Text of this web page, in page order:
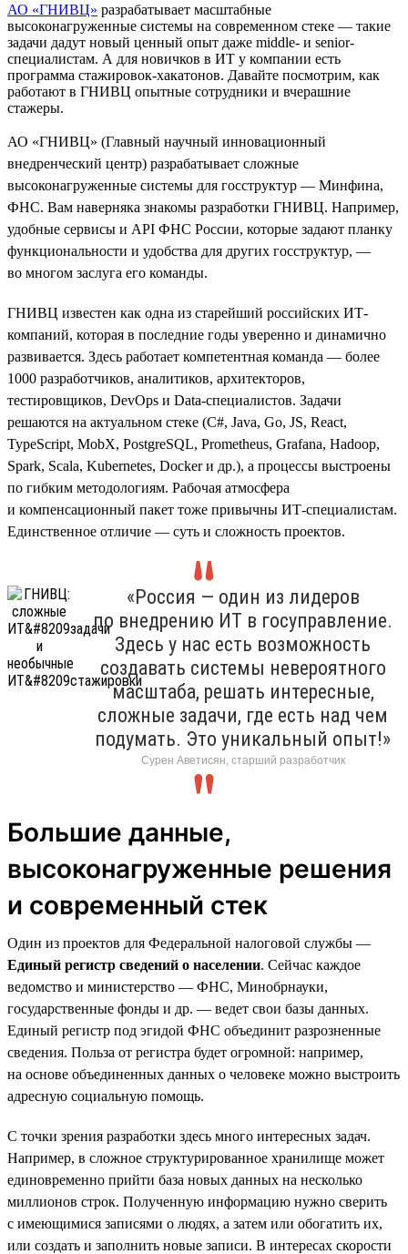
АО «ГНИВЦ» разрабатывает масштабные
высоконагруженные системы на современном стеке — такие
задачи дадут новый ценный опыт даже middle- и senior-
специалистам. А для новичков в ИТ у компании есть
программа стажировок-хакатонов. Давайте посмотрим, как
работают в ГНИВЦ опытные сотрудники и вчерашние
стажеры.
АО «ГНИВЦ» (Главный научный инновационный
внедренческий центр) разрабатывает сложные
высоконагруженные системы для госструктур — Минфина,
ФНС. Вам наверняка знакомы разработки ГНИВЦ. Например,
удобные сервисы и API ФНС России, которые задают планку
функциональности и удобства для других госструктур, —
во многом заслуга его команды.
ГНИВЦ известен как одна из старейший российских ИТ-
компаний, которая в последние годы уверенно и динамично
развивается. Здесь работает компетентная команда — более
1000 разработчиков, аналитиков, архитекторов,
тестировщиков, DevOps и Data-специалистов. Задачи
решаются на актуальном стеке (С#, Java, Go, JS, React,
TypeScript, MobX, PostgreSQL, Prometheus, Grafana, Hadoop,
Spark, Scala, Kubernetes, Doсker и др.), а процессы выстроены
по гибким методологиям. Рабочая атмосфера
и компенсационный пакет тоже привычны ИТ-специалистам.
Единственное отличие — суть и сложность проектов.
«Россия — один из лидеров
по внедрению ИТ в госуправление.
Здесь у нас есть возможность
создавать системы невероятного
масштаба, решать интересные,
сложные задачи, где есть над чем
подумать. Это уникальный опыт!»
Сурен Аветисян, старший разработчик
Большие данные,
высоконагруженные решения
и современный стек
Один из проектов для Федеральной налоговой службы —
Единый регистр сведений о населении. Сейчас каждое
ведомство и министерство — ФНС, Минобрнауки,
государственные фонды и др. — ведет свои базы данных.
Единый регистр под эгидой ФНС объединит разрозненные
сведения. Польза от регистра будет огромной: например,
на основе объединенных данных о человеке можно выстроить
адресную социальную помощь.
С точки зрения разработки здесь много интересных задач.
Например, в сложное структурированное хранилище может
единовременно прийти база новых данных на несколько
миллионов строк. Полученную информацию нужно сверить
с имеющимися записями о людях, а затем или обогатить их,
или создать и заполнить новые записи. В интересах скорости